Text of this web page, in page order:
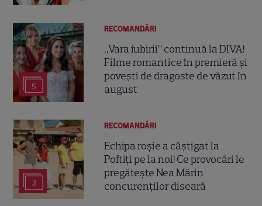
5
RECOMANDĂRI
„Vara iubirii” continuă la DIVA!
Filme romantice în premieră și
povești de dragoste de văzut în
august
3
RECOMANDĂRI
Echipa roșie a câștigat la
Poftiți pe la noi! Ce provocări le
pregătește Nea Mărin
concurenților diseară